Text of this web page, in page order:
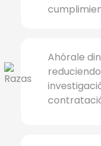
Ahórale